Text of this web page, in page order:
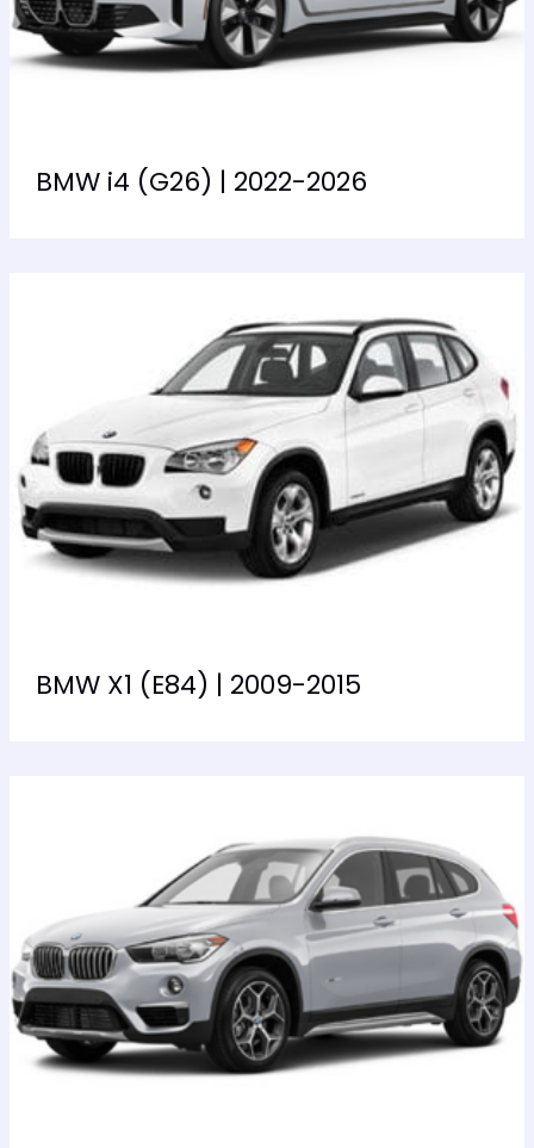
BMW i4 (G26) | 2022-2026
BMW X1 (E84) | 2009-2015